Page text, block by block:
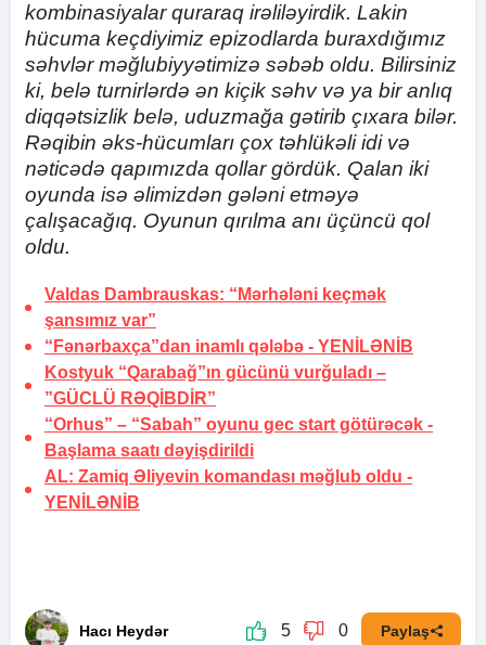
kombinasiyalar quraraq irəliləyirdik. Lakin
hücuma keçdiyimiz epizodlarda buraxdığımız
səhvlər məğlubiyyətimizə səbəb oldu. Bilirsiniz
ki, belə turnirlərdə ən kiçik səhv və ya bir anlıq
diqqətsizlik belə, uduzmağa gətirib çıxara bilər.
Rəqibin əks-hücumları çox təhlükəli idi və
nəticədə qapımızda qollar gördük. Qalan iki
oyunda isə əlimizdən gələni etməyə
çalışacağıq. Oyunun qırılma anı üçüncü qol
oldu.
Valdas Dambrauskas: “Mərhələni keçmək
şansımız var”
“Fənərbaxça”dan inamlı qələbə - YENİLƏNİB
Kostyuk “Qarabağ”ın gücünü vurğuladı –
”GÜCLÜ RƏQİBDİR”
“Orhus” – “Sabah” oyunu gec start götürəcək -
Başlama saatı dəyişdirildi
AL: Zamiq Əliyevin komandası məğlub oldu -
YENİLƏNİB
Hacı Heydər 5 0 Paylaş